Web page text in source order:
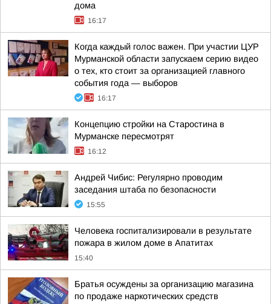
дома
16:17
Когда каждый голос важен. При участии ЦУР
Мурманской области запускаем серию видео
о тех, кто стоит за организацией главного
события года — выборов
16:17
Концепцию стройки на Старостина в
Мурманске пересмотрят
16:12
Андрей Чибис: Регулярно проводим
заседания штаба по безопасности
15:55
Человека госпитализировали в результате
пожара в жилом доме в Апатитах
15:40
Братья осуждены за организацию магазина
по продаже наркотических средств